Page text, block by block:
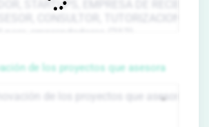
de los proyectos que asesora